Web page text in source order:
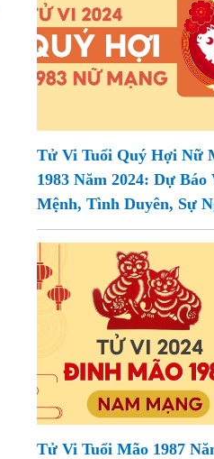
Tử Vi Tuổi Quý Hợi Nữ
1983 Năm 2024: Dự Báo
Mệnh, Tình Duyên, Sự
Tử Vi Tuổi Mão 1987